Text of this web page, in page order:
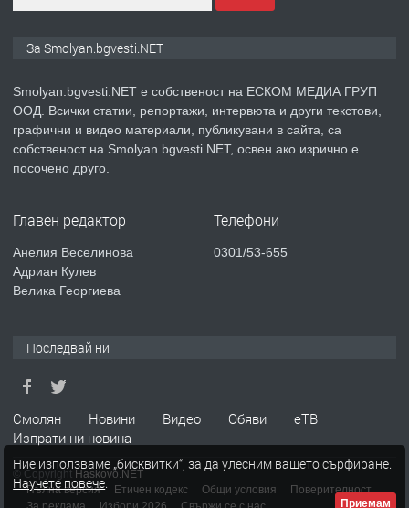
преди 2 години
ПРЕДЛАГА КЪЩА В МАРОНЯ
ТЪРСИ
преди 3 години
За Smolyan.bgvesti.NET
Smolyan.bgvesti.NET е собственост на ЕСКОМ МЕДИА ГРУП
ООД. Всички статии, репортажи, интервюта и други текстови,
графични и видео материали, публикувани в сайта, са
собственост на Smolyan.bgvesti.NET, освен ако изрично е
посочено друго.
Главен редактор
Анелия Веселинова
Адриан Кулев
Велика Георгиева
Телефони
0301/53-655
Последвай ни
Смолян Новини Видео Обяви
еТВ
Изпрати ни новина
© Copyright Haskovo.NET
Пълна версия
Етичен кодекс Общи условия
Поверителност
Ние използваме „бисквитки“, за да улесним вашето сърфиране.
Научете повече.
Приемам